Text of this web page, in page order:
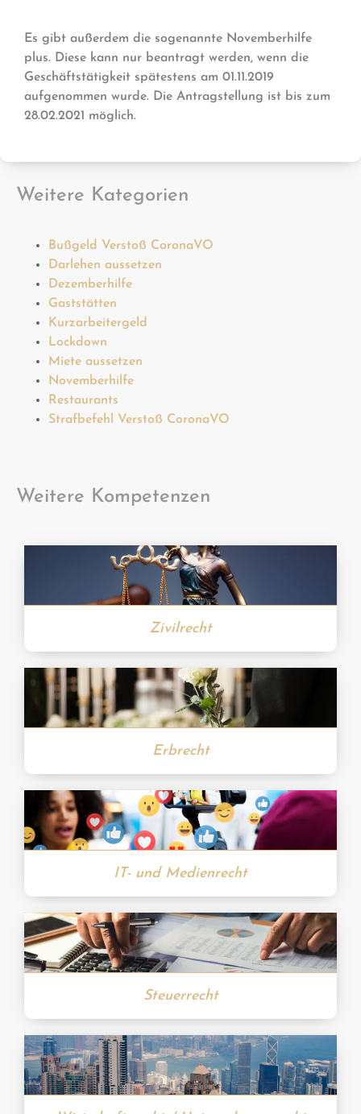
Es gibt außerdem die sogenannte Novemberhilfe
plus. Diese kann nur beantragt werden, wenn die
Geschäftstätigkeit spätestens am 01.11.2019
aufgenommen wurde. Die Antragstellung ist bis zum
28.02.2021 möglich.
Weitere Kategorien
Bußgeld Verstoß CoronaVO
Darlehen aussetzen
Dezemberhilfe
Gaststätten
Kurzarbeitergeld
Lockdown
Miete aussetzen
Novemberhilfe
Restaurants
Strafbefehl Verstoß CoronaVO
Weitere Kompetenzen
Zivilrecht
Erbrecht
IT- und Medienrecht
Steuerrecht